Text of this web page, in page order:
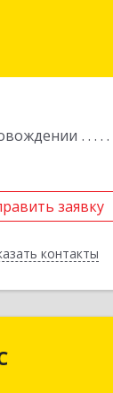
заявку
контакты
обл,
заявку
Назад
обл,